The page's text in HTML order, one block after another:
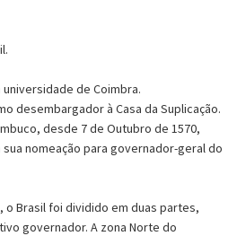
de Coimbra.
desembargador à Casa da Suplicação.
desde 7 de Outubro de 1570,
nomeação para governador-geral do
o Brasil foi dividido em duas partes,
governador. A zona Norte do